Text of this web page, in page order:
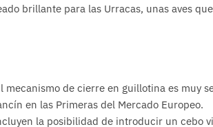
brillante para las Urracas, unas aves
de cierre en guillotina es muy
en las Primeras del Mercado Europeo.
la posibilidad de introducir un cebo